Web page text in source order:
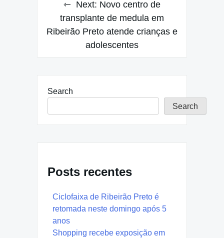
Next: Novo centro de
transplante de medula em
Ribeirão Preto atende crianças e
adolescentes
Search
Search
Posts recentes
Ciclofaixa de Ribeirão Preto é
retomada neste domingo após 5
anos
Shopping recebe exposição em